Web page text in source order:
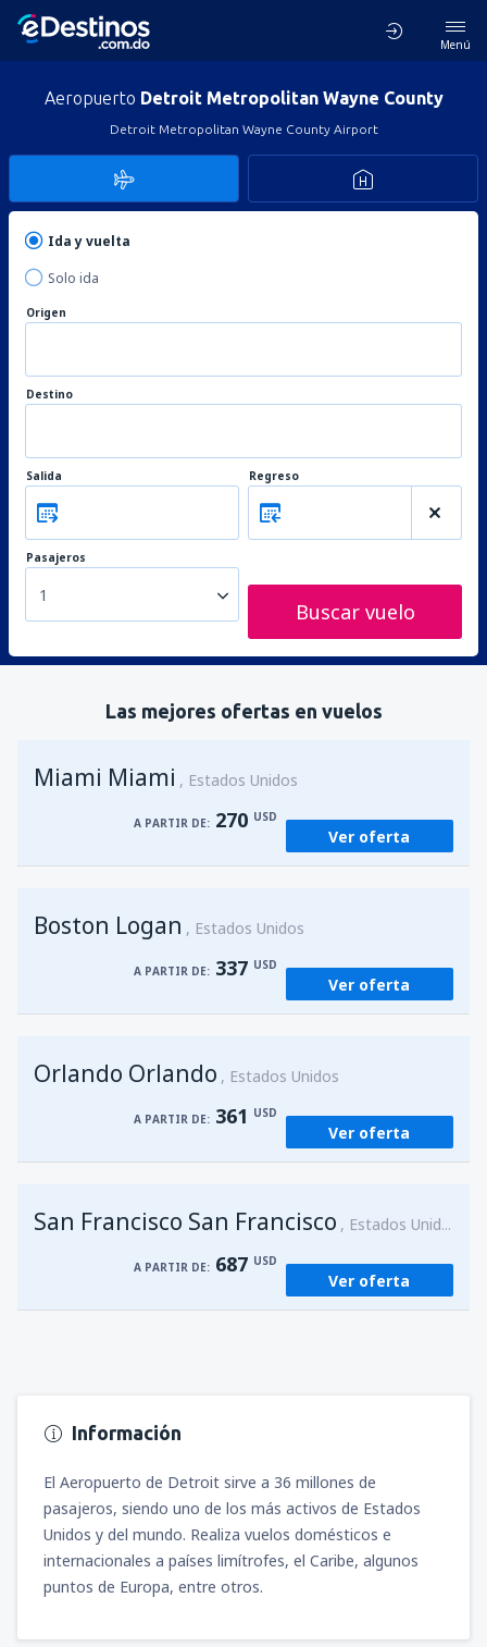
Menú
Aeropuerto Detroit Metropolitan Wayne County
Detroit Metropolitan Wayne County Airport
Ida y vuelta
Solo ida
Origen
Destino
Salida Regreso
Pasajeros
1
Buscar vuelo
Las mejores ofertas en vuelos
Miami Miami Estados Unidos
A PARTIR DE: 270 USD
Ver oferta
Boston Logan Estados Unidos
A PARTIR DE: 337 USD
Ver oferta
Orlando Orlando Estados Unidos
A PARTIR DE: 361 USD
Ver oferta
San Francisco San Francisco Estados Unidos
A PARTIR DE: 687 USD
Ver oferta
Información
El Aeropuerto de Detroit sirve a 36 millones de
pasajeros, siendo uno de los más activos de Estados
Unidos y del mundo. Realiza vuelos domésticos e
internacionales a países limítrofes, el Caribe, algunos
puntos de Europa, entre otros.